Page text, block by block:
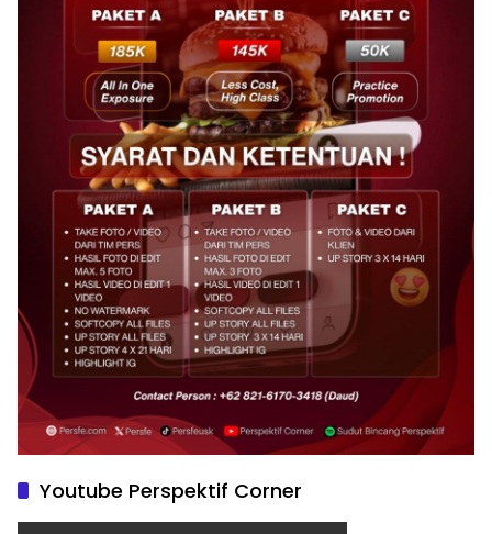
Youtube Perspektif Corner